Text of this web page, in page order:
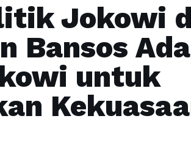
Jokowi
Bansos
untuk